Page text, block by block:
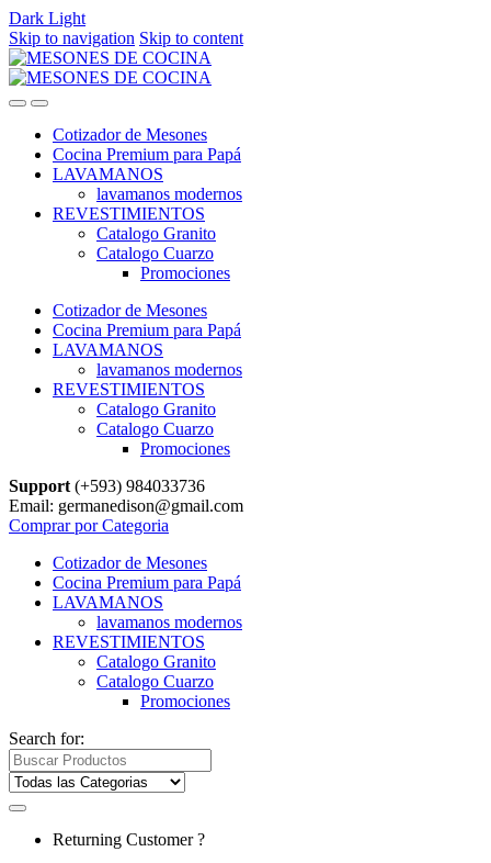
Dark Light
Skip to navigation Skip to content
Cotizador de Mesones
Cocina Premium para Papá
LAVAMANOS
lavamanos modernos
REVESTIMIENTOS
Catalogo Granito
Catalogo Cuarzo
Promociones
Cotizador de Mesones
Cocina Premium para Papá
LAVAMANOS
lavamanos modernos
REVESTIMIENTOS
Catalogo Granito
Catalogo Cuarzo
Promociones
Support (+593) 984033736
Email: germanedison@gmail.com
Comprar por Categoria
Cotizador de Mesones
Cocina Premium para Papá
LAVAMANOS
lavamanos modernos
REVESTIMIENTOS
Catalogo Granito
Catalogo Cuarzo
Promociones
Search for:
Returning Customer ?